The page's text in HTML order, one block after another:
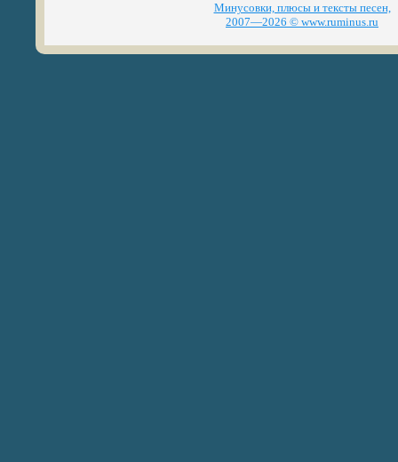
Минусовки, плюсы и тексты песен,
2007—2026 © www.ruminus.ru